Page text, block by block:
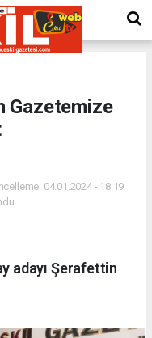
Gazetemize
04.01.2024 - 18:19
adayı Şerafettin